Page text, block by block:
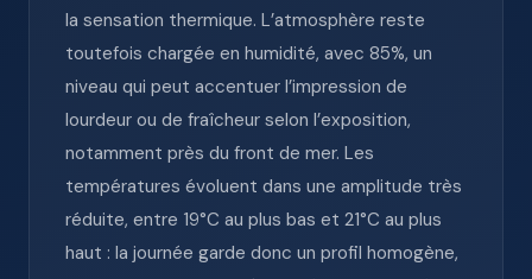
la sensation thermique. L’atmosphère reste
toutefois chargée en humidité, avec 85%, un
niveau qui peut accentuer l’impression de
lourdeur ou de fraîcheur selon l’exposition,
notamment près du front de mer. Les
températures évoluent dans une amplitude très
réduite, entre 19°C au plus bas et 21°C au plus
haut : la journée garde donc un profil homogène,